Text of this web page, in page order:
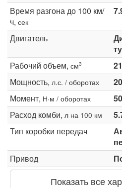
Время разгона до 100 км/
ч, сек
Двигатель
Рабочий объем, см3
Мощность, л.с. / оборотах
Момент, Н·м / оборотах
Расход комби, л на 100 км
Тип коробки передач
Привод
Показать все